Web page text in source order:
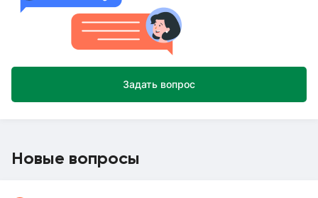
Задать вопрос
Новые вопросы